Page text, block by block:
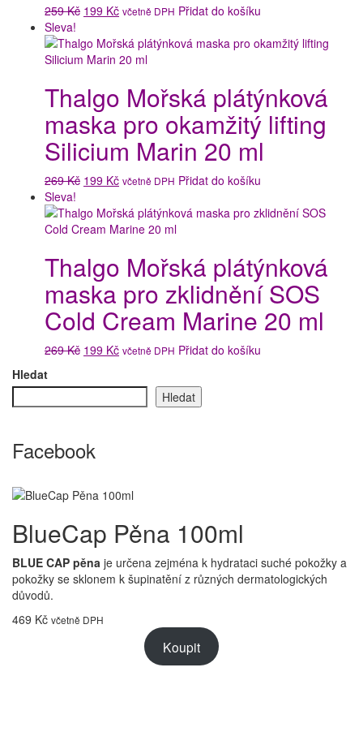
259Kč Původní
byla:
259 Kč.
199 KčAktuální
je:
199 Kč.
včetně DPH Přidat do košíku
Sleva!
Thalgo Mořská plátýnková
maska pro okamžitý lifting
Silicium Marin 20 ml
269Kč Původní
byla:
269 Kč.
199 KčAktuální
je:
199 Kč.
včetně DPH Přidat do košíku
Sleva!
Thalgo Mořská plátýnková
maska pro zklidnění SOS
Cold Cream Marine 20 ml
269Kč Původní
199 KčAktuální
včetně DPH Přidat do košíku
Hledat
Hledat
Facebook
BlueCap Pěna 100ml
BLUE CAP pěna je určena zejména k hydrataci suché pokožky a
pokožky se sklonem k šupinatění z různých dermatologických
důvodů.
469 Kč včetně DPH
Koupit